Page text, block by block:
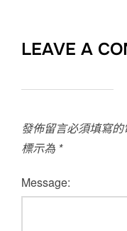
LEAVE A
發佈留言必須填寫
標示為 *
Message: